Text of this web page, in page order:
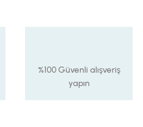
%100 Güvenli alışveriş
yapın